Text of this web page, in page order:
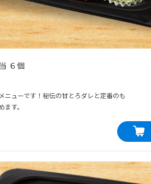
６個
ニューです！秘伝の甘とろダレと定番のも
す。